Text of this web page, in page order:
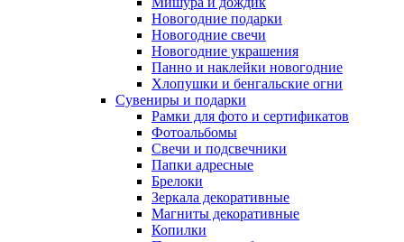
Новогодние подарки
Новогодние свечи
Новогодние украшения
Панно и наклейки новогодние
Хлопушки и бенгальские огни
Сувениры и подарки
Рамки для фото и сертификатов
Фотоальбомы
Свечи и подсвечники
Папки адресные
Брелоки
Зеркала декоративные
Магниты декоративные
Копилки